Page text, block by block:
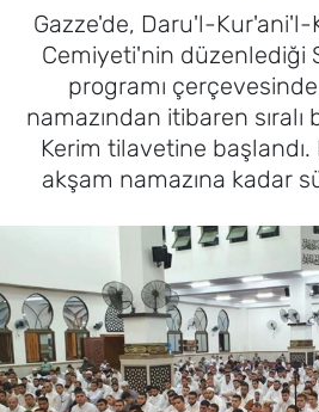
Gazze'de, Daru'l-
Cemiyeti'nin düzenlediği
programı
namazından itibaren sıralı
Kerim tilavetine
akşam namazına kadar